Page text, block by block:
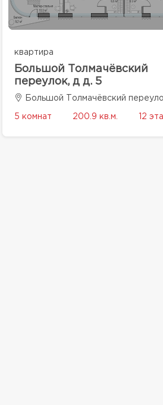
квартира
Большой Толмачёвский
переулок, д д. 5
Большой Толмачёвский
5 комнат 200.9 кв.м. 12